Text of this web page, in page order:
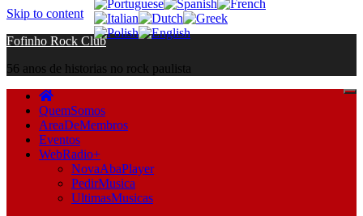
Skip to content
Fofinho Rock Club
56 anos de historias no rock paulista
QuemSomos
AreaDeMembros
Eventos
WebRadio+
NovaAbaPlayer
PedirMusica
UltimasMusicas